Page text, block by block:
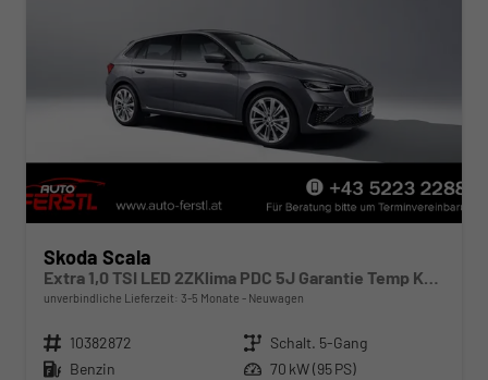
Skoda Scala
Extra 1,0 TSI LED 2ZKlima PDC 5J Garantie Temp Kamera Sunset Alu Felgen SmartLink Sitzheizung Multi Lederlenkrad Bluetooth
unverbindliche Lieferzeit: 3-5 Monate Neuwagen
Fahrzeugnr. 10382872 Getriebe Schalt. 5-Gang
Kraftstoff Benzin Leistung 70 kW (95 PS)